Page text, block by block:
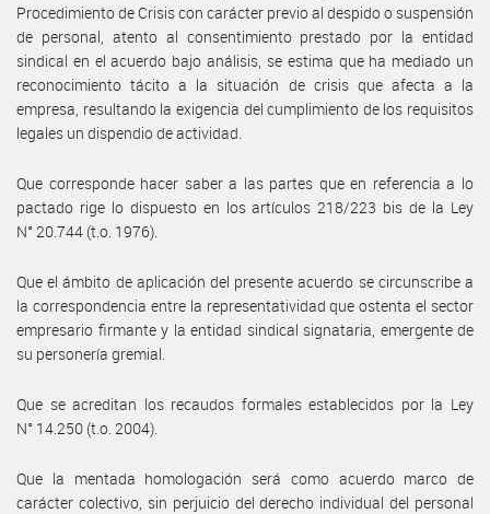
Procedimiento de Crisis con carácter previo al despido o suspensión
de personal, atento al consentimiento prestado por la entidad
sindical en el acuerdo bajo análisis, se estima que ha mediado un
reconocimiento tácito a la situación de crisis que afecta a la
empresa, resultando la exigencia del cumplimiento de los requisitos
legales un dispendio de actividad.
Que corresponde hacer saber a las partes que en referencia a lo
pactado rige lo dispuesto en los artículos 218/223 bis de la Ley
N° 20.744 (t.o. 1976).
Que el ámbito de aplicación del presente acuerdo se circunscribe a
la correspondencia entre la representatividad que ostenta el sector
empresario firmante y la entidad sindical signataria, emergente de
su personería gremial.
Que se acreditan los recaudos formales establecidos por la Ley
N° 14.250 (t.o. 2004).
Que la mentada homologación será como acuerdo marco de
carácter colectivo, sin perjuicio del derecho individual del personal